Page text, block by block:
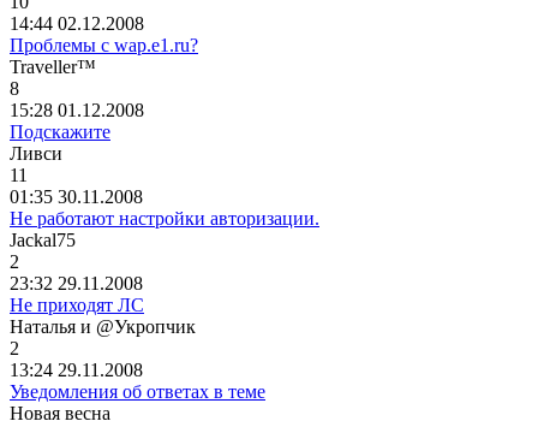
14:44 02.12.2008
Проблемы с wap.e1.ru?
Traveller™
8
15:28 01.12.2008
Подскажите
Ливси
11
01:35 30.11.2008
Не работают настройки авторизации.
Jackal75
2
23:32 29.11.2008
Не приходят ЛС
Наталья и @Укропчик
2
13:24 29.11.2008
Уведомления об ответах в теме
Новая весна